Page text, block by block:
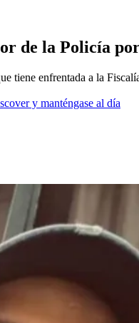
de la Policía
tiene enfrentada a la
y manténgase al día